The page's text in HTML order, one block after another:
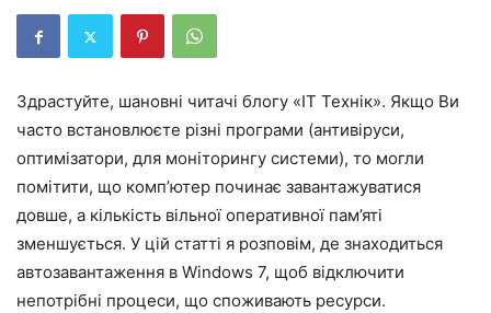
Здрастуйте, шановні читачі блогу «IT Технік». Якщо Ви
часто встановлюєте різні програми (антивіруси,
оптимізатори, для моніторингу системи), то могли
помітити, що комп’ютер починає завантажуватися
довше, а кількість вільної оперативної пам’яті
зменшується. У цій статті я розповім, де знаходиться
автозавантаження в Windows 7, щоб відключити
непотрібні процеси, що споживають ресурси.